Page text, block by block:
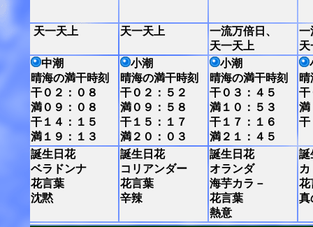
天一天上 天一天上
一流万倍日、
天一天上
一
天
中潮
晴海の満干時刻
干０２：０８
満０９：０８
干１４：１５
満１９：１３
小潮
晴海の満干時刻
干０２：５２
満０９：５８
干１５：１７
満２０：０３
小潮
晴海の満干時刻
干０３：４５
満１０：５３
干１７：１６
満２１：４５
干
満
干
誕生日花
ベラドンナ
花言葉
沈黙
誕生日花
コリアンダー
花言葉
辛辣
誕生日花
オランダ
海芋カラ－
花言葉
熱意
誕
花
真